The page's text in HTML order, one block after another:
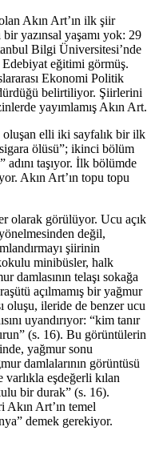
Akın Art’ın ilk şiir
yazınsal yaşamı yok: 29
Bilgi Üniversitesi’nde
eğitimi görmüş.
Ekonomi Politik
belirtiliyor. Şiirlerini
yayımlamış Akın Art.
elli iki sayfalık bir ilk
ölüsü”; ikinci bölüm
taşıyor. İlk bölümde
Akın Art’ın topu topu
olarak görülüyor. Ucu açık
değil,
şiirinin
minibüsler, halk
damlasının telaşı sokağa
açılmamış bir yağmur
oluşu, ileride de benzer ucu
uyandırıyor: “kim tanır
(s. 16). Bu görüntülerin
yağmur sonu
damlalarının görüntüsü
eşdeğerli kılan
bir durak” (s. 16).
Art’ın temel
demek gerekiyor.